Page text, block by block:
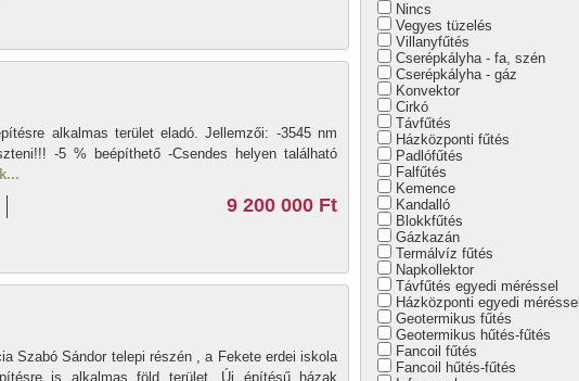
Nincs
Vegyes tüzelés
Villanyfűtés
Cserépkályha - fa, szén
Cserépkályha - gáz
Konvektor
Cirkó
Távfűtés
Házközponti fűtés
Padlófűtés
Falfűtés
Kemence
Kandalló
Blokkfűtés
Gázkazán
Termálvíz fűtés
Napkollektor
Távfűtés egyedi méréssel
Házközponti egyedi méréssel
Geotermikus fűtés
Geotermikus hűtés-fűtés
Fancoil fűtés
Fancoil hűtés-fűtés
alkalmas terület eladó. Jellemzői: -3545 nm
-5 % beépíthető -Csendes helyen található
9 200 000 Ft
Szabó Sándor telepi részén , a Fekete erdei iskola
is alkalmas föld terület. Új építésű házak